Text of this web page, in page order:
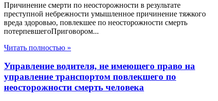
Причинение смерти по неосторожности в результате
преступной небрежности умышленное причинение тяжкого
вреда здоровью, повлекшее по неосторожности смерть
потерпевшегоПриговором...
Читать полностью »
Управление водителя, не имеющего право на
управление транспортом повлекшего по
неосторожности смерть человека